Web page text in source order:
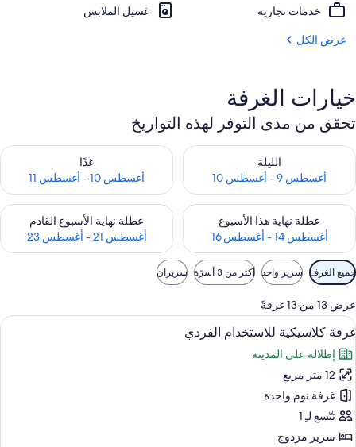
خدمات تجارية
غسيل الملابس
عرض الكل
خيارات الغرفة
تحقق من مدى التوفر لهذه التواريخ
الليلة
أغسطس 9 - أغسطس 10
تحقق من مدى التوفر لليلة للفترة أغسطس 9 - أغسطس 10
غدًا
أغسطس 10 - أغسطس 11
تحقق من مدى التوفر لغد للفترة أغسطس
عطلة نهاية هذا الأسبوع
أغسطس 14 - أغسطس 16
تحقق من مدى التوفر لعطلة نهاية هذا الأسبوع للفترة أغسطس 14 - أغسطس 16
عطلة نهاية الأسبوع القادم
أغسطس 21 - أغسطس 23
تحقق من مدى التوفر لعطلة نهاية
عوامل
التصفية
المتاحة
للغرف
جميع الغرف سرير واحد أكثر من 3 أسرّة سريران
عرض 13 من 13 غرفةً
استعراض
جميع
صور
غرفة
كلاسيكية
للاستخدام
الفردي
خزنة داخل الغرفة ومكتب وستائر تعتيم
5
غرفة كلاسيكية للاستخدام الفردي
إطلالة على المدينة
12 متر مربع
غرفة نوم واحدة
تتّسع لـِ 1
سرير مزدوج